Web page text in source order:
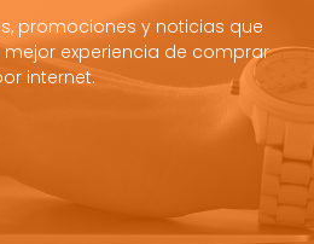
promociones y noticias que
experiencia de comprar
internet.